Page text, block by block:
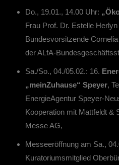
Do., 19.01., 14.00 Uhr:
Frau Prof. Dr. Estelle
Bundesvorsitzende
der ALfA-
Sa./So., 04./05.02.: 16.
„meinZuhause“ Speyer,
EnergieAgentur Speyer-
Kooperation mit Mattfeldt &
Messe AG,
Messeeröffnung am Sa.,
Kuratoriumsmitglied